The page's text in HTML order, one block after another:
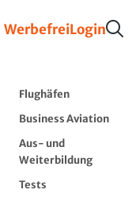
WerbefreiLogin
Flughäfen
Business Aviation
Aus- und
Weiterbildung
Tests